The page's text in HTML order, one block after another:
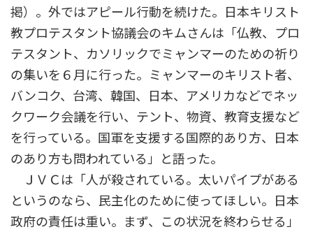
掲）。外ではアピール行動を続けた。日本キリスト
教プロテスタント協議会のキムさんは「仏教、プロ
テスタント、カソリックでミャンマーのための祈り
の集いを６月に行った。ミャンマーのキリスト者、
バンコク、台湾、韓国、日本、アメリカなどでネッ
クワーク会議を行い、テント、物資、教育支援など
を行っている。国軍を支援する国際的あり方、日本
のあり方も問われている」と語った。
ＪＶＣは「人が殺されている。太いパイプがある
というのなら、民主化のために使ってほしい。日本
政府の責任は重い。まず、この状況を終わらせる」